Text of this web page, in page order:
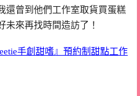
還曾到他們工作室取貨買蛋糕
未來再找時間造訪了！
手創甜嗜』預約制甜點工作